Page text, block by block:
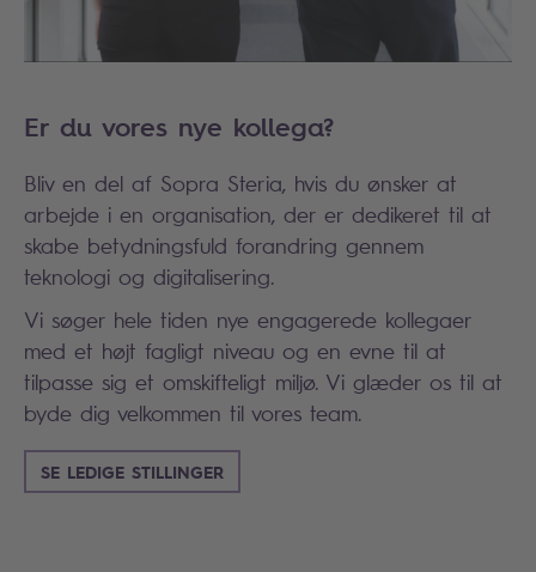
Er du vores nye kollega?
Bliv en del af Sopra Steria, hvis du ønsker at
arbejde i en organisation, der er dedikeret til at
skabe betydningsfuld forandring gennem
teknologi og digitalisering.
Vi søger hele tiden nye engagerede kollegaer
med et højt fagligt niveau og en evne til at
tilpasse sig et omskifteligt miljø. Vi glæder os til at
byde dig velkommen til vores team.
SE LEDIGE STILLINGER